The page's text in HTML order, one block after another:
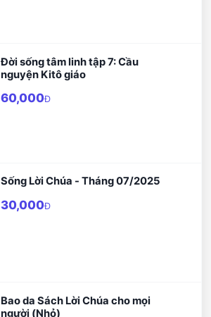
Đời sống tâm linh tập 7: Cầu
nguyện Kitô giáo
60,000Đ
Sống Lời Chúa - Tháng 07/2025
30,000Đ
Bao da Sách Lời Chúa cho mọi
người (Nhỏ)